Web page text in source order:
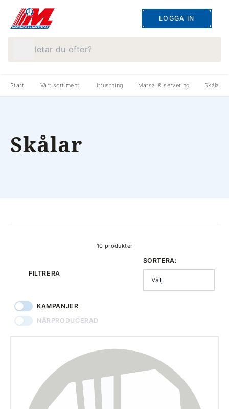
LOGGA IN
Start Vårt sortiment Utrustning Matsal & servering Skålar
Skålar
10 produkter
FILTRERA
SORTERA:
Välj
KAMPANJER
NÄRPRODUCERAD